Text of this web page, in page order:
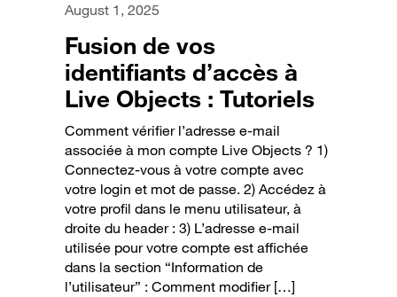
August 1, 2025
Fusion de vos
identifiants d’accès à
Live Objects : Tutoriels
Comment vérifier l’adresse e-mail
associée à mon compte Live Objects ? 1)
Connectez-vous à votre compte avec
votre login et mot de passe. 2) Accédez à
votre profil dans le menu utilisateur, à
droite du header : 3) L’adresse e-mail
utilisée pour votre compte est affichée
dans la section “Information de
l’utilisateur” : Comment modifier […]